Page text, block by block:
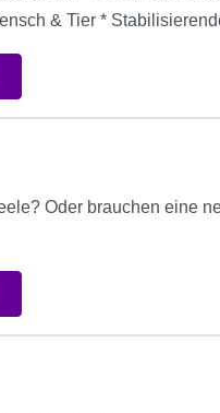
& Tier *
Oder brauchen eine